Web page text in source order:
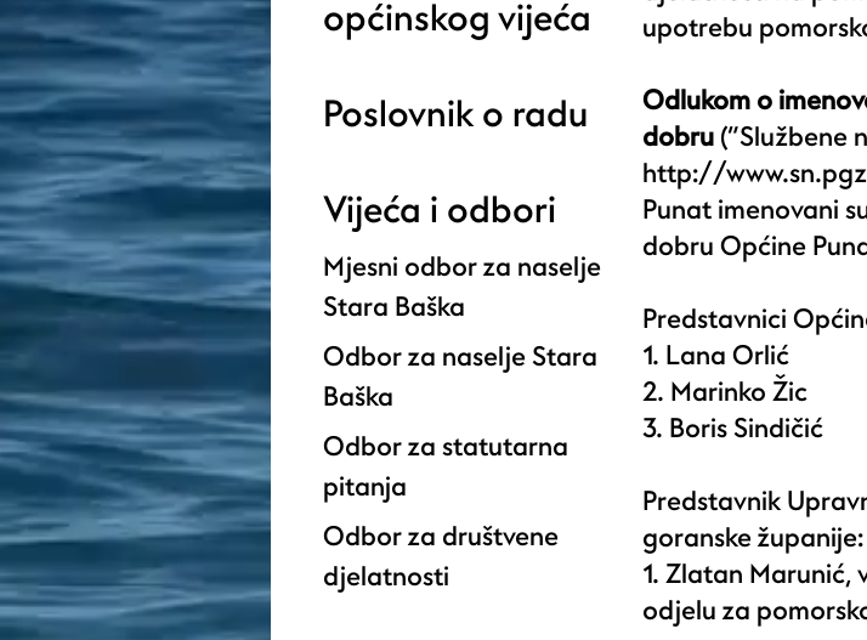
općinskog vijeća
Poslovnik o radu
Vijeća i odbori
Mjesni odbor za naselje
Stara Baška
Odbor za naselje Stara
Baška
Odbor za statutarna
pitanja
Odbor za društvene
djelatnosti
upotrebu
Odlukom o
dobru (“Službene
http://
Punat imenovani
dobru Općine
Predstavnici
1. Lana Orlić
2. Marinko Žic
3. Boris Sindičić
Predstavnik
goranske županije:
1. Zlatan Marunić,
odjelu za